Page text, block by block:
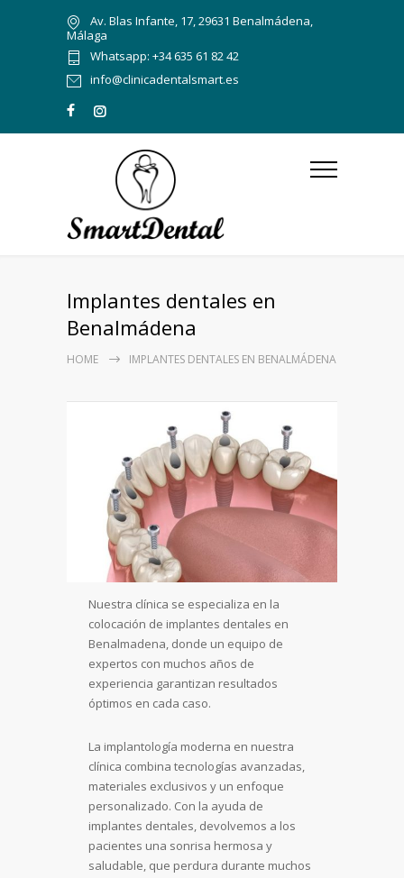
Av. Blas Infante, 17, 29631 Benalmádena,
Málaga
Whatsapp: +34 635 61 82 42
info@clinicadentalsmart.es
Implantes dentales en
Benalmádena
HOME IMPLANTES DENTALES EN BENALMÁDENA
Nuestra clínica se especializa en la
colocación de implantes dentales en
Benalmadena, donde un equipo de
expertos con muchos años de
experiencia garantizan resultados
óptimos en cada caso.
La implantología moderna en nuestra
clínica combina tecnologías avanzadas,
materiales exclusivos y un enfoque
personalizado. Con la ayuda de
implantes dentales, devolvemos a los
pacientes una sonrisa hermosa y
saludable, que perdura durante muchos